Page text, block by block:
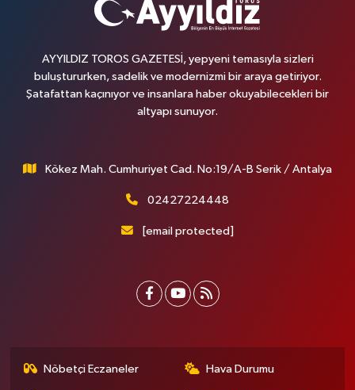
AYYILDIZ TOROS GAZETESİ, yepyeni temasıyla sizleri
buluştururken, sadelik ve modernizmi bir araya getiriyor.
Şatafattan kaçınıyor ve insanlara haber okuyabilecekleri bir
altyapı sunuyor.
Kökez Mah. Cumhuriyet Cad. No:19/A-B Serik / Antalya
02427224448
[email protected]
Nöbetçi Eczaneler Hava Durumu